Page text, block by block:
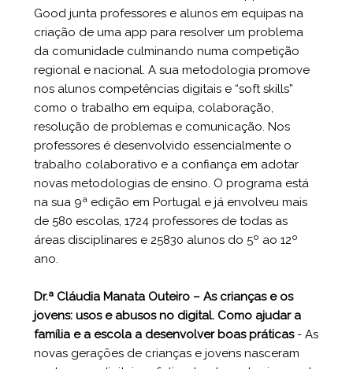
Good junta professores e alunos em equipas na
criação de uma app para resolver um problema
da comunidade culminando numa competição
regional e nacional. A sua metodologia promove
nos alunos competências digitais e “soft skills”
como o trabalho em equipa, colaboração,
resolução de problemas e comunicação. Nos
professores é desenvolvido essencialmente o
trabalho colaborativo e a confiança em adotar
novas metodologias de ensino. O programa está
na sua 9ª edição em Portugal e já envolveu mais
de 580 escolas, 1724 professores de todas as
áreas disciplinares e 25830 alunos do 5º ao 12º
ano.
Dr.ª Cláudia Manata Outeiro – As crianças e os
jovens: usos e abusos no digital. Como ajudar a
família e a escola a desenvolver boas práticas- As
novas gerações de crianças e jovens nasceram